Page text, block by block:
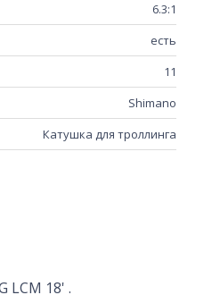
6.3:1
есть
11
Shimano
Катушка для троллинга
LCM 18' .